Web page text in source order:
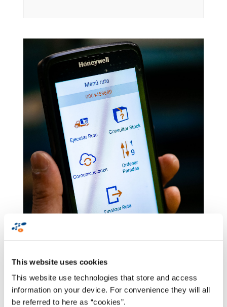
This website uses cookies
This website use technologies that store and access
information on your device. For convenience they will all
be referred to here as “cookies”.